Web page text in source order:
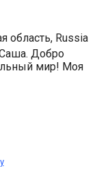
область, Russia
Добро
мир! Моя